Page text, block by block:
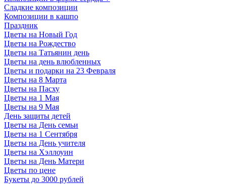
Сладкие композиции
Композиции в кашпо
Праздник
Цветы на Новый Год
Цветы на Рождество
Цветы на Татьянин день
Цветы на день влюбленных
Цветы и подарки на 23 Февраля
Цветы на 8 Марта
Цветы на Пасху
Цветы на 1 Мая
Цветы на 9 Мая
День защиты детей
Цветы на День семьи
Цветы на 1 Сентября
Цветы на День учителя
Цветы на Хэллоуин
Цветы на День Матери
Цветы по цене
Букеты до 3000 рублей